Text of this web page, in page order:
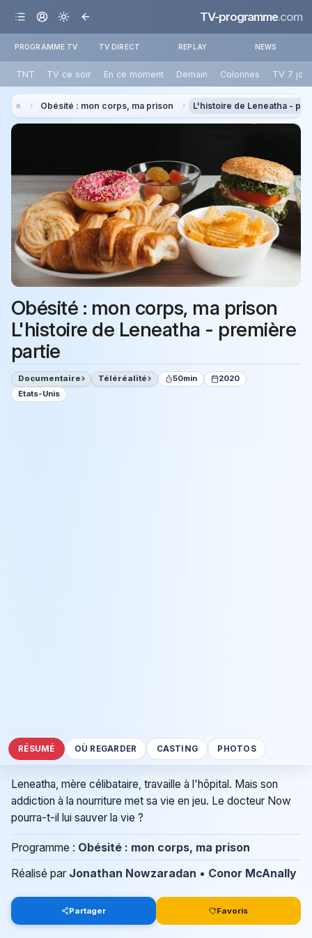
TV-programme.com
PROGRAMME TV TV DIRECT REPLAY NEWS
TNT TV ce soir En ce moment Demain Colonnes TV 7
Obésité : mon corps, ma prison L'histoire de Leneatha -
Obésité : mon corps, ma prison
L'histoire de Leneatha - première
partie
Documentaire Téléréalité 50min
2020
Etats-Unis
RÉSUMÉ OÙ REGARDER CASTING PHOTOS
Leneatha, mère célibataire, travaille à l'hôpital. Mais son
addiction à la nourriture met sa vie en jeu. Le docteur Now
pourra-t-il lui sauver la vie ?
Programme : Obésité : mon corps, ma prison
Réalisé par Jonathan Nowzaradan • Conor McAnally
Partager Favoris